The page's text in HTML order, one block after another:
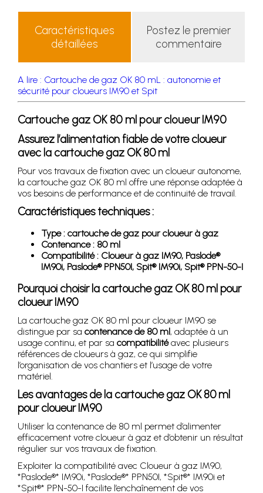
Caractéristiques
détaillées
Postez le premier
commentaire
A lire : Cartouche de gaz OK 80 mL : autonomie et
sécurité pour cloueurs IM90 et Spit
Cartouche gaz OK 80 ml pour cloueur IM90
Assurez l’alimentation fiable de votre cloueur
avec la cartouche gaz OK 80 ml
Pour vos travaux de fixation avec un cloueur autonome,
la cartouche gaz OK 80 ml offre une réponse adaptée à
vos besoins de performance et de continuité de travail.
Caractéristiques techniques :
Type : cartouche de gaz pour cloueur à gaz
Contenance : 80 ml
Compatibilité : Cloueur à gaz IM90, Paslode®
IM90i, Paslode® PPN50I, Spit® IM90i, Spit® PPN-50-I
Pourquoi choisir la cartouche gaz OK 80 ml pour
cloueur IM90
La cartouche gaz OK 80 ml pour cloueur IM90 se
distingue par sa contenance de 80 ml, adaptée à un
usage continu, et par sa compatibilitéavec plusieurs
références de cloueurs à gaz, ce qui simplifie
l’organisation de vos chantiers et l’usage de votre
matériel.
Les avantages de la cartouche gaz OK 80 ml
pour cloueur IM90
Utiliser la contenance de 80 ml permet d’alimenter
efficacement votre cloueur à gaz et d’obtenir un résultat
régulier sur vos travaux de fixation.
Exploiter la compatibilité avec Cloueur à gaz IM90,
*Paslode®* IM90i, *Paslode®* PPN50I, *Spit®* IM90i et
*Spit®* PPN-50-I facilite l’enchaînement de vos